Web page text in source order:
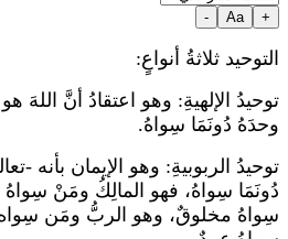
+
Aa
-
التوحيد ثلاثةُ أنواعٍ:
توحيدُ الإلهيةِ: وهو اعتقادُ أنَّ اللهَ
وحدَهُ دُونَمَا سِواهُ.
توحيدُ الربوبيةِ: وهو الإيمان
دُونَمَا سِواهُ، فهو المالِكُ ومَنْ
سِواهُ مخلوقٌ، وهو الربُّ ومَن